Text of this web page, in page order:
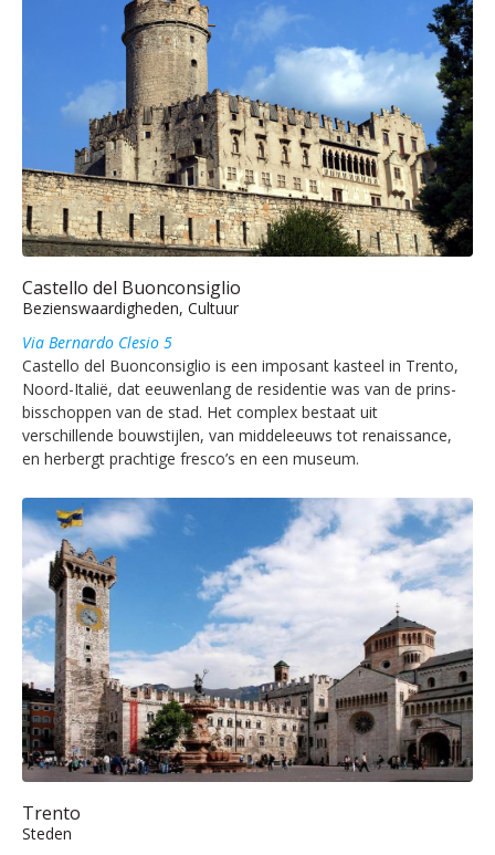
Castello del Buonconsiglio
Bezienswaardigheden, Cultuur
Via Bernardo Clesio 5
Castello del Buonconsiglio is een imposant kasteel in Trento,
Noord-Italië, dat eeuwenlang de residentie was van de prins-
bisschoppen van de stad. Het complex bestaat uit
verschillende bouwstijlen, van middeleeuws tot renaissance,
en herbergt prachtige fresco’s en een museum.
Trento
Steden